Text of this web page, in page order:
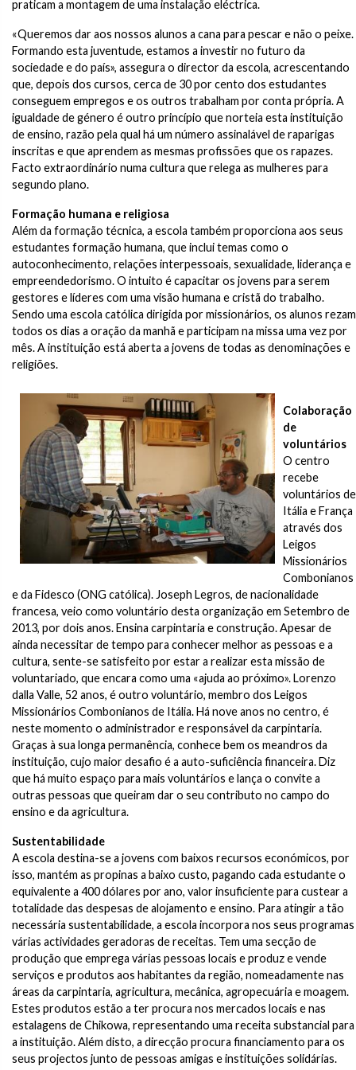
praticam a montagem de uma instalação eléctrica.
«Queremos dar aos nossos alunos a cana para pescar e não o peixe.
Formando esta juventude, estamos a investir no futuro da
sociedade e do país», assegura o director da escola, acrescentando
que, depois dos cursos, cerca de 30 por cento dos estudantes
conseguem empregos e os outros trabalham por conta própria. A
igualdade de género é outro princípio que norteia esta instituição
de ensino, razão pela qual há um número assinalável de raparigas
inscritas e que aprendem as mesmas profissões que os rapazes.
Facto extraordinário numa cultura que relega as mulheres para
segundo plano.
Formação humana e religiosa
Além da formação técnica, a escola também proporciona aos seus
estudantes formação humana, que inclui temas como o
autoconhecimento, relações interpessoais, sexualidade, liderança e
empreendedorismo. O intuito é capacitar os jovens para serem
gestores e líderes com uma visão humana e cristã do trabalho.
Sendo uma escola católica dirigida por missionários, os alunos rezam
todos os dias a oração da manhã e participam na missa uma vez por
mês. A instituição está aberta a jovens de todas as denominações e
religiões.
Colaboração
de
voluntários
O centro
recebe
voluntários de
Itália e França
através dos
Leigos
Missionários
Combonianos
e da Fidesco (ONG católica). Joseph Legros, de nacionalidade
francesa, veio como voluntário desta organização em Setembro de
2013, por dois anos. Ensina carpintaria e construção. Apesar de
ainda necessitar de tempo para conhecer melhor as pessoas e a
cultura, sente-se satisfeito por estar a realizar esta missão de
voluntariado, que encara como uma «ajuda ao próximo». Lorenzo
dalla Valle, 52 anos, é outro voluntário, membro dos Leigos
Missionários Combonianos de Itália. Há nove anos no centro, é
neste momento o administrador e responsável da carpintaria.
Graças à sua longa permanência, conhece bem os meandros da
instituição, cujo maior desafio é a auto-suficiência financeira. Diz
que há muito espaço para mais voluntários e lança o convite a
outras pessoas que queiram dar o seu contributo no campo do
ensino e da agricultura.
Sustentabilidade
A escola destina-se a jovens com baixos recursos económicos, por
isso, mantém as propinas a baixo custo, pagando cada estudante o
equivalente a 400 dólares por ano, valor insuficiente para custear a
totalidade das despesas de alojamento e ensino. Para atingir a tão
necessária sustentabilidade, a escola incorpora nos seus programas
várias actividades geradoras de receitas. Tem uma secção de
produção que emprega várias pessoas locais e produz e vende
serviços e produtos aos habitantes da região, nomeadamente nas
áreas da carpintaria, agricultura, mecânica, agropecuária e moagem.
Estes produtos estão a ter procura nos mercados locais e nas
estalagens de Chikowa, representando uma receita substancial para
a instituição. Além disto, a direcção procura financiamento para os
seus projectos junto de pessoas amigas e instituições solidárias.